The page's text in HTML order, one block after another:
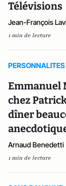
Télévisions
Jean-François
1 min de lecture
Emmanuel
chez
dîner
Arnaud Benedetti
1 min de lecture